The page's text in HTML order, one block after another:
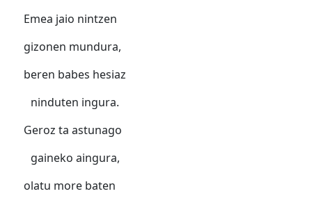
Emea jaio nintzen
gizonen mundura,
beren babes hesiaz
ninduten ingura.
Geroz ta astunago
gaineko aingura,
olatu more baten